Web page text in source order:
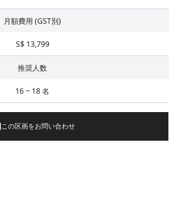
月額費用 (GST別)
S$ 13,799
推奨人数
16 ~ 18 名
この区画をお問い合わせ